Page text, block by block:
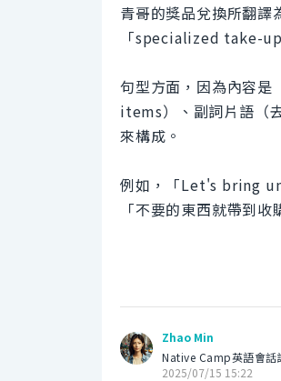
青哥的獎品兌換所翻
「specialized take-
句型方面，因為內容
items）、副詞片語（
來構成。
例如，「Let's bring
「不要的東西就帶到
Zhao Min
Native Camp英語會話
2025/07/15 15:22